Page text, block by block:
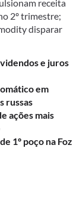
receita
2º trimestre;
disparar
e juros
em
russas
ações mais
1º poço na Foz